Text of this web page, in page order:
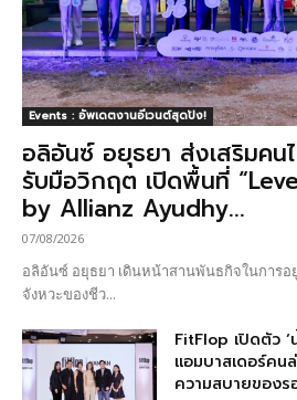
Events : อัพเดตงานอีเวนต์สุดปัง!
อลิอันซ์ อยุธยา ส่งเสริมคน
รับมือวิกฤต เปิดพื้นที่
by Allianz Ayudhy...
07/08/2026
อลิอันซ์ อยุธยา เดินหน้าสานพันธกิจในการอ
จังหวะของชีว...
FitFlop เปิดตัว
แอมบาสเดอร์ค
ความสบายของร